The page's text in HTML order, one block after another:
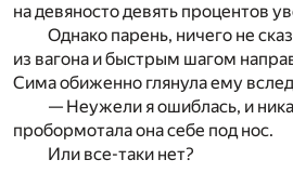
на девяносто девять процентов
Однако парень, ничего не
из вагона и быстрым шагом
Сима обиженно глянула ему вслед
— Неужели я ошиблась, и
пробормотала она себе под нос.
Или все-таки нет?